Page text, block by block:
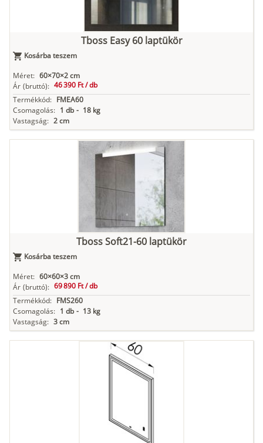
Tboss Easy 60 laptükör
Kosárba teszem
Méret: 60×70×2 cm
Ár (bruttó): 46 390 Ft /db
Termékkód: FMEA60
Csomagolás: 1 db - 18 kg
Vastagság: 2 cm
Tboss Soft21-60 laptükör
Kosárba teszem
Méret: 60×60×3 cm
Ár (bruttó): 69 890 Ft /db
Termékkód: FMS260
Csomagolás: 1 db - 13 kg
Vastagság: 3 cm